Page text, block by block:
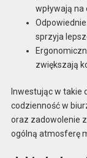
wpływają na
sprzyja
zwiększają
Inwestując w takie
codzienność w
oraz zadowolenie z
ogólną atmosferę